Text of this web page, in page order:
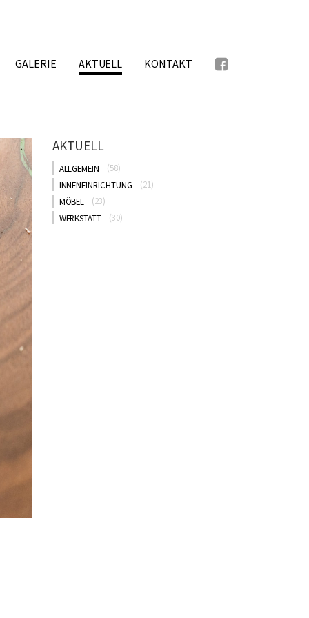
GALERIE AKTUELL KONTAKT
AKTUELL
ALLGEMEIN
(58)
INNENEINRICHTUNG
(21)
MÖBEL
(23)
WERKSTATT
(30)